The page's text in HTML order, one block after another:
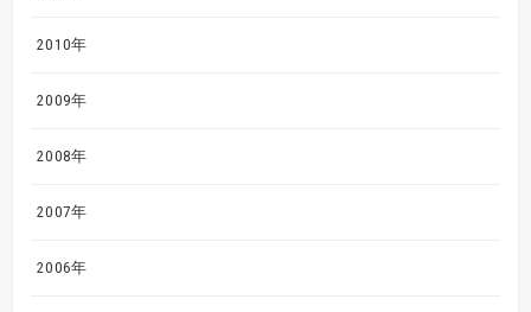
2010年
2009年
2008年
2007年
2006年